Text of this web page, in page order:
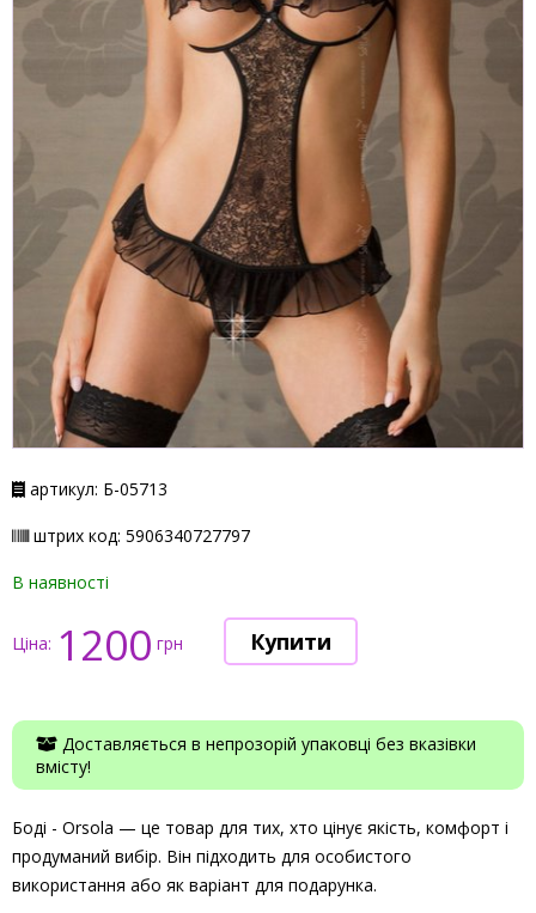
артикул: Б-05713
штрих код: 5906340727797
В наявності
Ціна: 1200 грн
Доставляється в непрозорій упаковці без вказівки
вмісту!
Боді - Orsola — це товар для тих, хто цінує якість, комфорт і
продуманий вибір. Він підходить для особистого
використання або як варіант для подарунка.